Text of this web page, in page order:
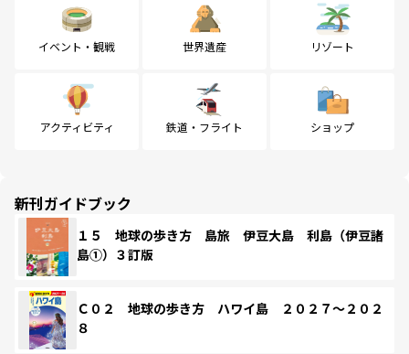
イベント・観戦 世界遺産 リゾート
アクティビティ 鉄道・フライト ショップ
新刊ガイドブック
１５ 地球の歩き方 島旅 伊豆大島 利島（伊豆諸
島①）３訂版
Ｃ０２ 地球の歩き方 ハワイ島 ２０２７～２０２
８